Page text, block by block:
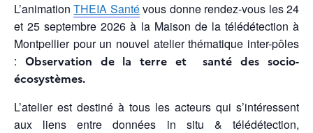
L’animationTHEIA Santévous donne rendez-vous les 24
et 25 septembre 2026 à la Maison de la télédétection à
Montpellier pour un nouvel atelier thématique inter-pôles
: Observation de la terre et santé des socio-
écosystèmes.
L’atelier est destiné à tous les acteurs qui s’intéressent
aux liens entre données in situ & télédétection,